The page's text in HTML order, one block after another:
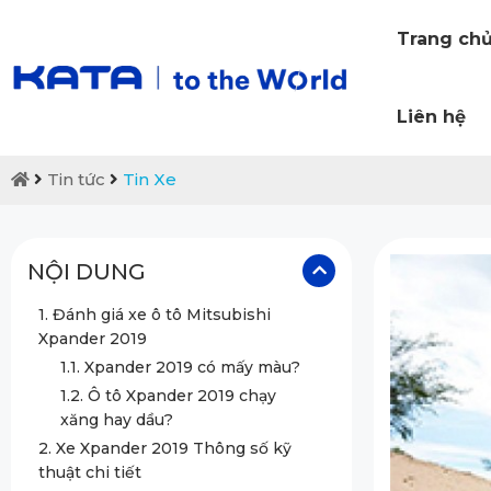
Trang
Liên hệ
Tin tức Tin Xe
NỘI DUNG
1. Đánh giá xe ô tô Mitsubishi
Xpander 2019
1.1. Xpander 2019 có mấy màu?
1.2. Ô tô Xpander 2019 chạy
xăng hay dầu?
2. Xe Xpander 2019 Thông số kỹ
thuật chi tiết